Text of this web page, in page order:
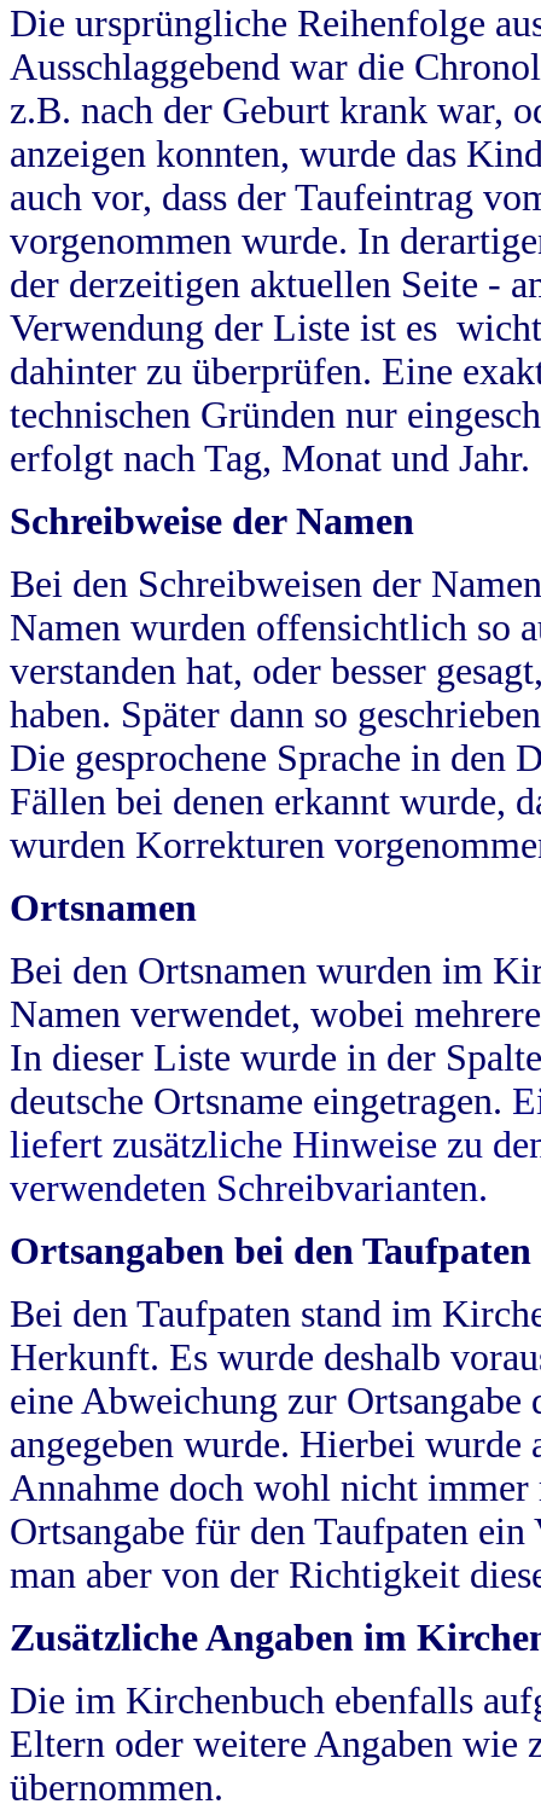
Die ursprüngliche Reihenfolge
Ausschlaggebend war die
z.B. nach der Geburt krank war,
anzeigen konnten, wurde das
auch vor, dass der Taufeintrag
vorgenommen wurde. In
der derzeitigen aktuellen Seite -
Verwendung der Liste ist es
dahinter zu überprüfen. Eine
technischen Gründen nur
erfolgt nach Tag, Monat und Jahr.
Schreibweise der Namen
Bei den Schreibweisen der
Namen wurden offensichtlich so
verstanden hat, oder besser
haben. Später dann so
Die gesprochene Sprache in
Fällen bei denen erkannt wurde,
wurden Korrekturen
Ortsnamen
Bei den Ortsnamen wurden im
Namen verwendet, wobei
In dieser Liste wurde in der
deutsche Ortsname eingetragen.
liefert zusätzliche Hinweise zu
verwendeten Schreibvarianten.
Ortsangaben bei den Taufpaten
Bei den Taufpaten stand im
Herkunft. Es wurde deshalb
eine Abweichung zur
angegeben wurde. Hierbei wurde
Annahme doch wohl nicht
Ortsangabe für den Taufpaten
man aber von der Richtigkeit
Zusätzliche Angaben im
Die im Kirchenbuch ebenfalls
Eltern oder weitere Angaben wie
übernommen.